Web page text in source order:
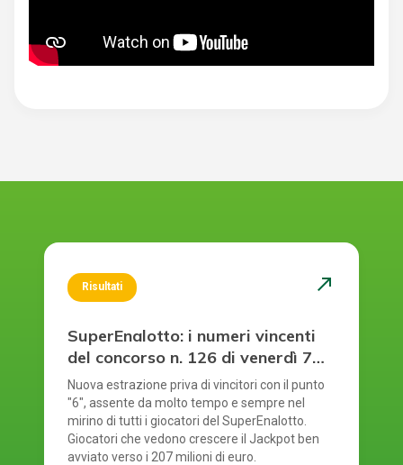
Risultati north_east
SuperEnalotto: i numeri vincenti
del concorso n. 126 di venerdì 7
agosto 2026
Nuova estrazione priva di vincitori con il punto
"6", assente da molto tempo e sempre nel
mirino di tutti i giocatori del SuperEnalotto.
Giocatori che vedono crescere il Jackpot ben
avviato verso i 207 milioni di euro.